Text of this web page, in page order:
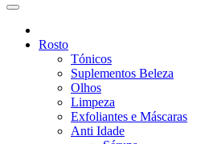
Rosto
Tónicos
Suplementos Beleza
Olhos
Limpeza
Exfoliantes e Máscaras
Anti Idade